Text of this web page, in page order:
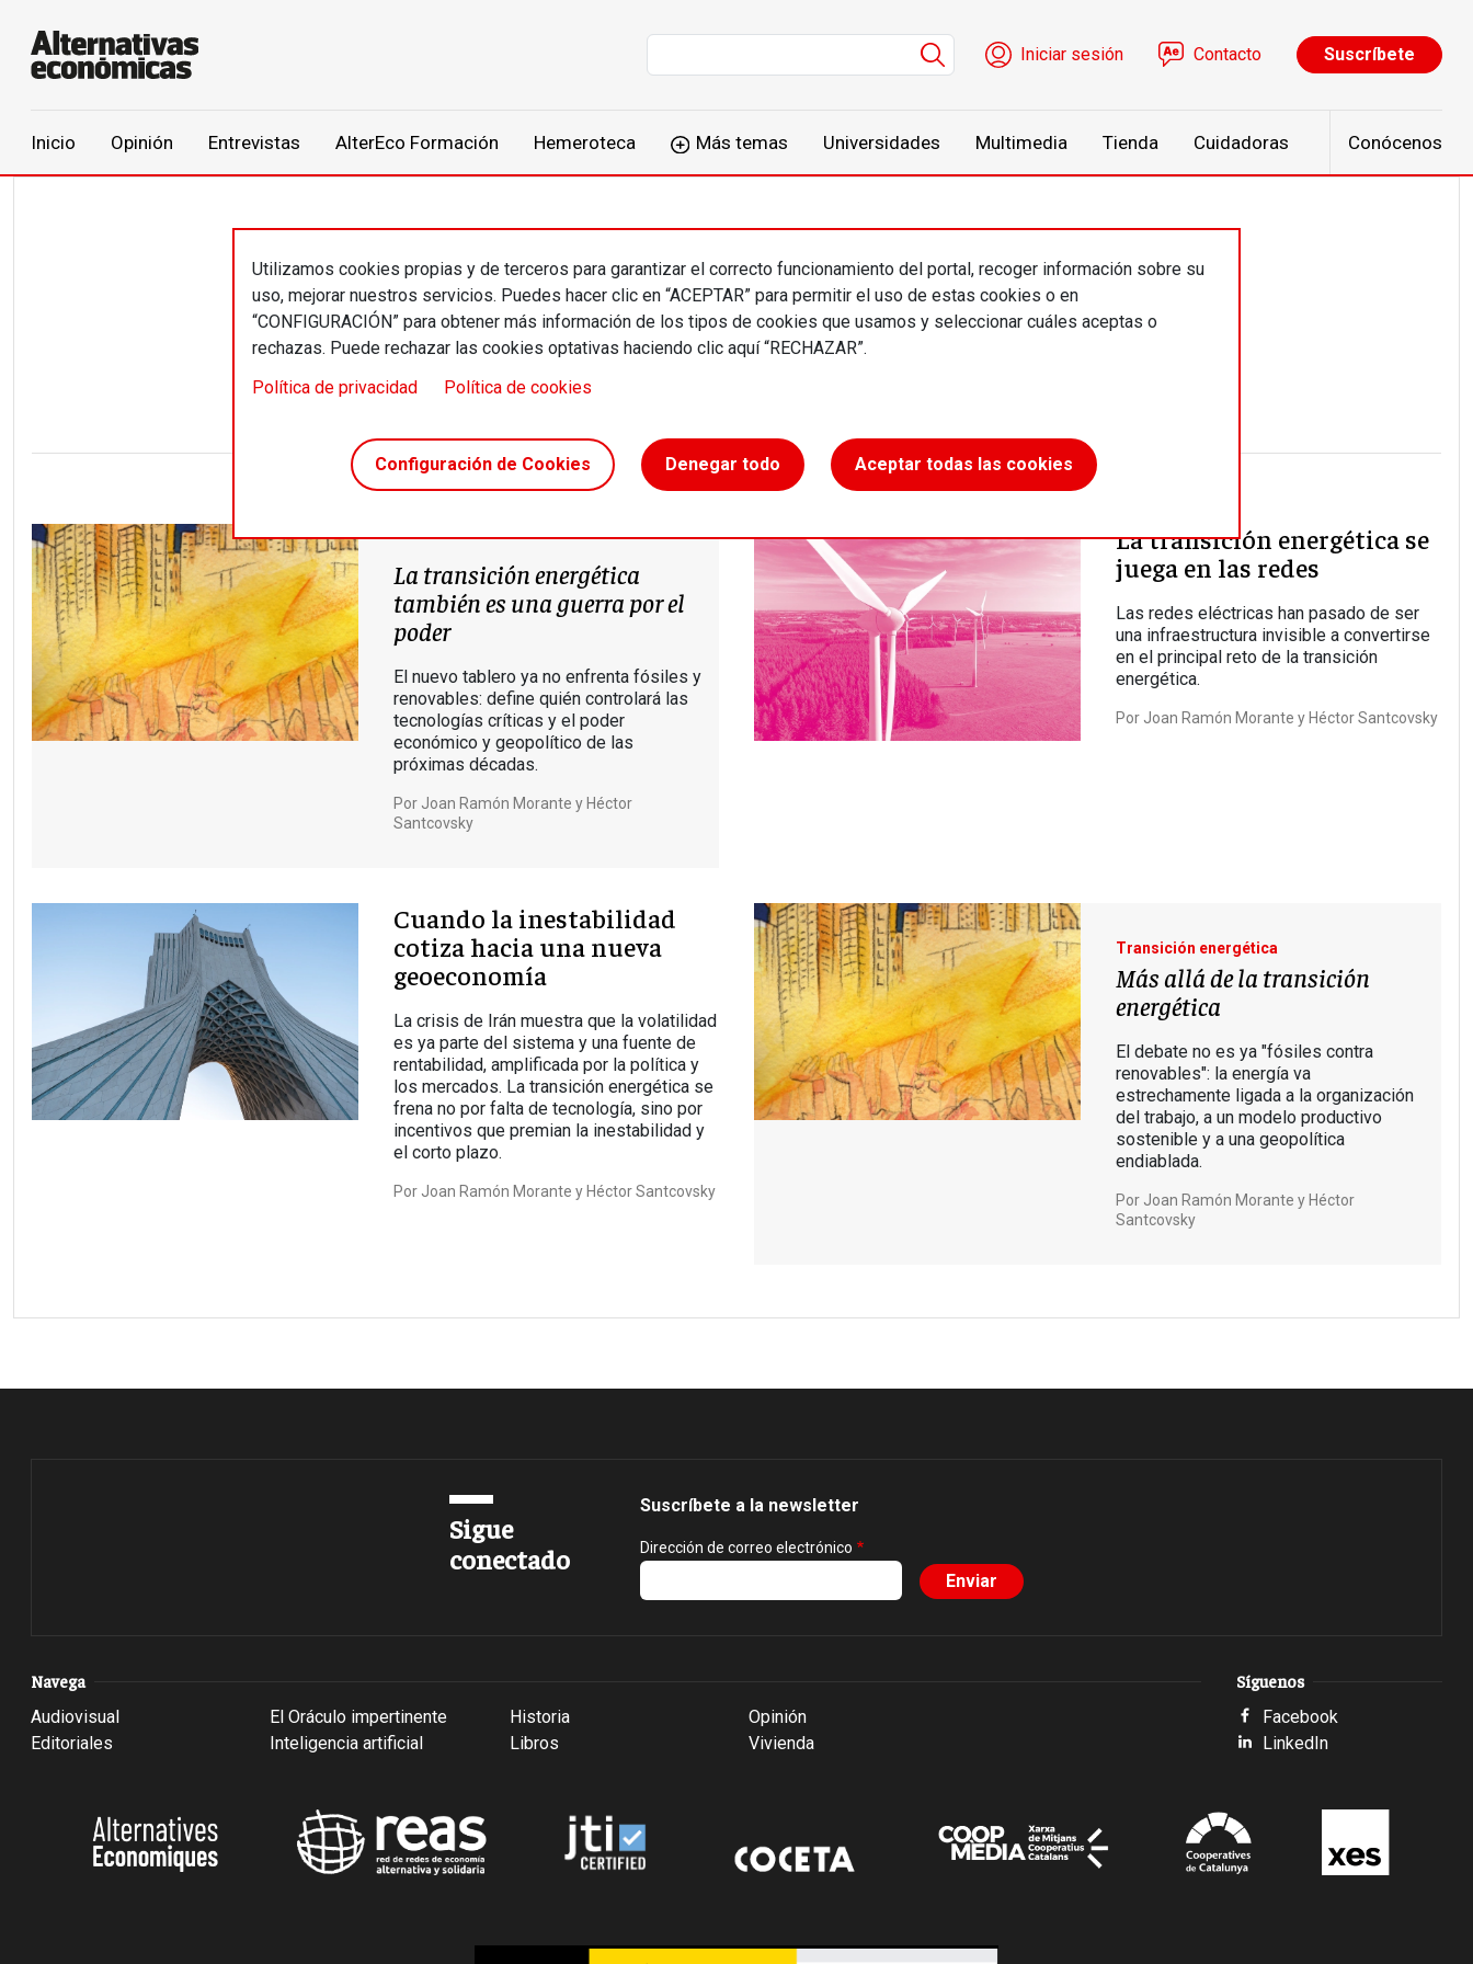
Menú de cuenta de usuario
Iniciar sesión Contacto Suscríbete
Inicio Opinión Entrevistas AlterEco Formación Hemeroteca Más temas Universidades Multimedia Tienda Cuidadoras Conócenos
Utilizamos cookies propias y de terceros para garantizar el correcto funcionamiento del portal, recoger información sobre su
uso, mejorar nuestros servicios. Puedes hacer clic en “ACEPTAR” para permitir el uso de estas cookies o en
“CONFIGURACIÓN” para obtener más información de los tipos de cookies que usamos y seleccionar cuáles aceptas o
rechazas. Puede rechazar las cookies optativas haciendo clic aquí “RECHAZAR”.
Política de privacidad
Política de cookies
Configuración de Cookies Denegar todo Aceptar todas las cookies
Joan Ramón Morante y
Héctor Santcovsky
La transición energética
también es una guerra por el
poder
El nuevo tablero ya no enfrenta fósiles y
renovables: define quién controlará las
tecnologías críticas y el poder
económico y geopolítico de las
próximas décadas.
Por Joan Ramón Morante y Héctor
Santcovsky
La transición energética se
juega en las redes
Las redes eléctricas han pasado de ser
una infraestructura invisible a convertirse
en el principal reto de la transición
energética.
Por Joan Ramón Morante y Héctor Santcovsky
Cuando la inestabilidad
cotiza hacia una nueva
geoeconomía
La crisis de Irán muestra que la volatilidad
es ya parte del sistema y una fuente de
rentabilidad, amplificada por la política y
los mercados. La transición energética se
frena no por falta de tecnología, sino por
incentivos que premian la inestabilidad y
el corto plazo.
Por Joan Ramón Morante y Héctor Santcovsky
Transición energética
Más allá de la transición
energética
El debate no es ya "fósiles contra
renovables": la energía va
estrechamente ligada a la organización
del trabajo, a un modelo productivo
sostenible y a una geopolítica
endiablada.
Por Joan Ramón Morante y Héctor
Santcovsky
Sigue
conectado
Suscríbete a la newsletter
Dirección de correo electrónico
Navega
Audiovisual
Editoriales
El Oráculo impertinente
Inteligencia artificial
Historia
Libros
Opinión
Vivienda
Síguenos
Facebook
LinkedIn